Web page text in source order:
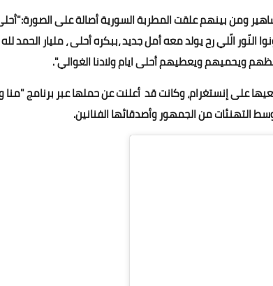
ومن بينهم علقت المطربة السورية أصالة على
النّور الّلي رح يولد معه أمل جديد ،ببكره أحلى ، مليار الحمد
ويحميهم ويعطيهم أحلى ايام ولادنا الغوالي".
على إنستغرام، وكانت قد أعلنت عن حملها عبر برنامج "منا
التهنئات من الجمهور وأصدقائها الفنانين.